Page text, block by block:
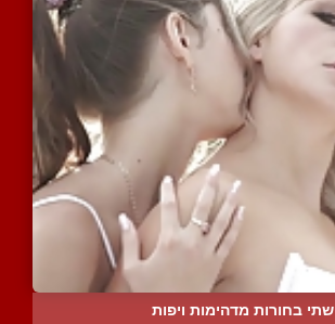
שתי בחורות מדהימות ויפות